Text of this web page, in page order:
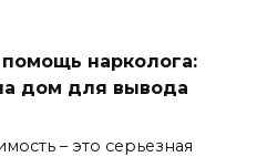
нарколога:
дом для вывода
– это серьезная